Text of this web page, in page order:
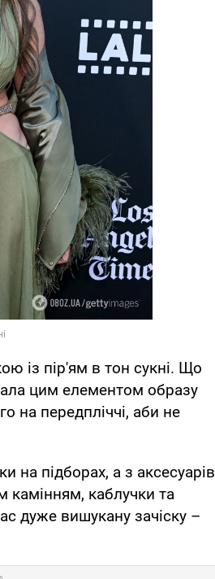
із пір'ям в тон сукні. Що
цим елементом образу
на передпліччі, аби не
на підборах, а з аксесуарів
камінням, каблучки та
дуже вишукану зачіску –